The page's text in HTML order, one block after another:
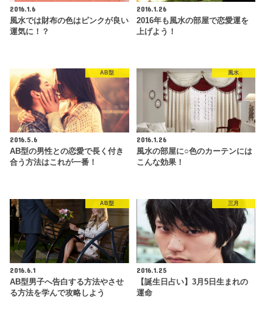
2016.1.6
風水では財布の色はピンクが良い
運気に！？
2016.1.26
2016年も風水の部屋で恋愛運を
上げよう！
AB型
2016.5.6
AB型の男性との恋愛で長く付き
合う方法はこれが一番！
風水
2016.1.26
風水の部屋に○色のカーテンには
こんな効果！
AB型
2016.6.1
AB型男子へ告白する方法やさせ
る方法を学んで攻略しよう
三月
2016.1.25
【誕生日占い】3月5日生まれの
運命